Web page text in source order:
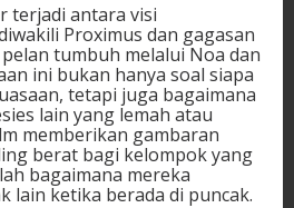
terjadi antara visi
Proximus dan gagasan
tumbuh melalui Noa dan
ini bukan hanya soal siapa
tetapi juga bagaimana
lain yang lemah atau
memberikan gambaran
berat bagi kelompok yang
bagaimana mereka
lain ketika berada di puncak.